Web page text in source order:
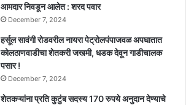
आमदार निवडून आलेत : शरद पवार
December 7, 2024
हर्सूल सावंगी रोडवरील नायरा पेट्रोलपंपाजवळ अपघातात
कोलठाणवाडीचा शेतकरी जखमी, धडक देवून गाडीचालक
पसार !
December 7, 2024
शेतकऱ्यांना प्रति कुटुंब सदस्य 170 रुपये अनुदान देण्याचे